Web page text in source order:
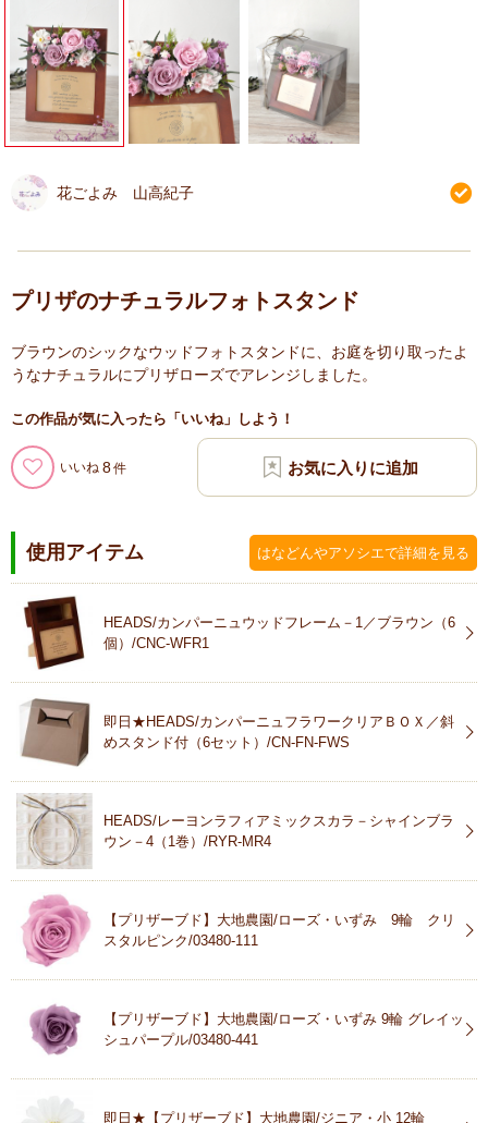
花ごよみ 山高紀子
プリザのナチュラルフォトスタンド
ブラウンのシックなウッドフォトスタンドに、お庭を切り取ったよ
うなナチュラルにプリザローズでアレンジしました。
この作品が気に入ったら「いいね」しよう！
いいね 8
使用アイテム はなどんやアソシエで詳細を見る
HEADS/カンパーニュウッドフレーム－1／ブラウン（6
個）/CNC-WFR1
即日★HEADS/カンパーニュフラワークリアＢＯＸ／斜
めスタンド付（6セット）/CN-FN-FWS
HEADS/レーヨンラフィアミックスカラ－シャインブラ
ウン－4（1巻）/RYR-MR4
【プリザーブド】大地農園/ローズ・いずみ 9輪 クリ
スタルピンク/03480-111
【プリザーブド】大地農園/ローズ・いずみ 9輪 グレイッ
シュパープル/03480-441
即日★【プリザーブド】大地農園/ジニア・小 12輪